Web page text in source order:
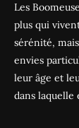
Les
plus qui
sérénité,
envies
leur âge et
dans laquelle